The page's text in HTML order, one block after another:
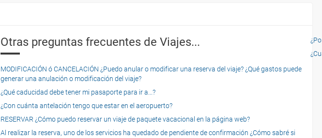
Otras preguntas frecuentes de Viajes...
MODIFICACIÓN ó CANCELACIÓN ¿Puedo anular o modificar una reserva del viaje? ¿Qué gastos puede
generar una anulación o modificación del viaje?
¿Qué caducidad debe tener mi pasaporte para ir a...?
¿Con cuánta antelación tengo que estar en el aeropuerto?
RESERVAR ¿Cómo puedo reservar un viaje de paquete vacacional en la página web?
Al realizar la reserva, uno de los servicios ha quedado de pendiente de confirmación ¿Cómo sabré si